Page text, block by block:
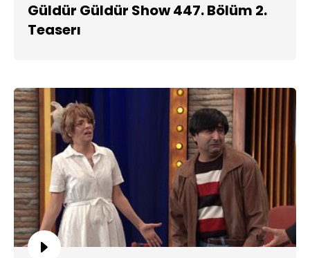
Güldür Güldür Show 447. Bölüm 2.
Teaserı